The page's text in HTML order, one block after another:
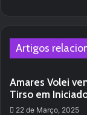
Artigos
Amares Volei
Tirso em
22 de Março, 2025